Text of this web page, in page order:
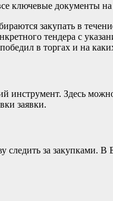
ключевые документы
закупать в
тендера с
в торгах и на
Здесь
заявки.
следить за